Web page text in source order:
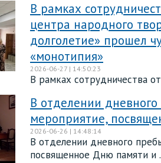
В рамках
центра народного
долголетие» прошел
«монотипия»
2026-06-27 | 14:50:23
В рамках сотрудничества
В отделении
мероприятие,
2026-06-26 | 14:48:14
В отделении дневного
посвященное Дню памяти и